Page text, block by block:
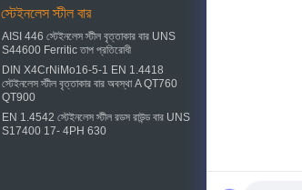
স্টেইনলেস স্টীল বার
AISI 446 স্টেইনলেস স্টীল বৃত্তাকার বার UNS
S44600 Ferritic তাপ প্রতিরোধী
DIN X4CrNiMo16-5-1 EN 1.4418
স্টেইনলেস স্টীল বৃত্তাকার বার অবস্থা A QT760
QT900
EN 1.4542 স্টেইনলেস স্টীল রডস রাউন্ড বার UNS
S17400 17- 4PH 630